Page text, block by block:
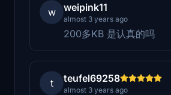
w weipink11
almost 3 years ago
200多KB 是认真的吗
t teufel69258
almost 3 years ago